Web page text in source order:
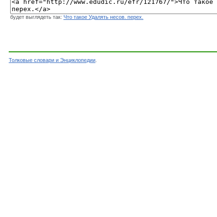
будет выглядеть так: Что такое Удалять несов. перех.
Толковые словари и Энциклопедии